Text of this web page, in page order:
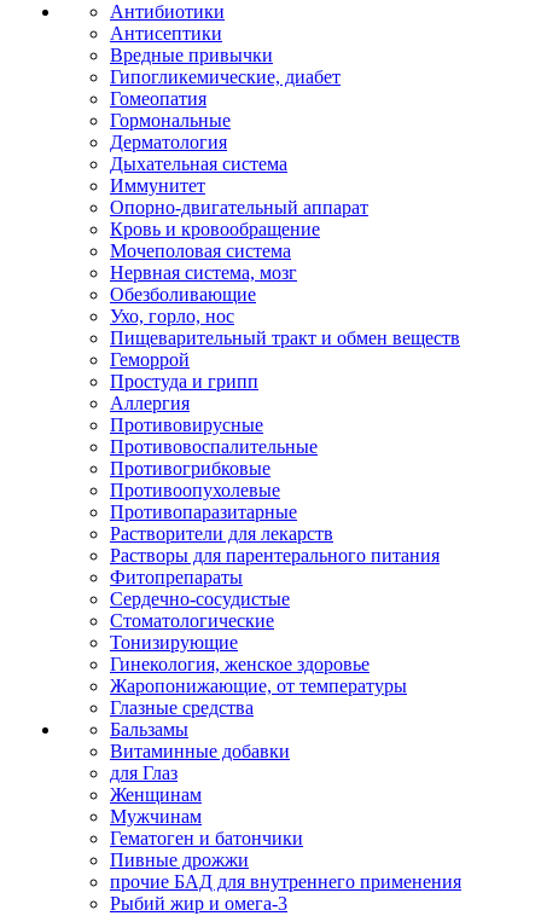
Антибиотики
Антисептики
Вредные привычки
Гипогликемические, диабет
Гомеопатия
Гормональные
Дерматология
Дыхательная система
Иммунитет
Опорно-двигательный аппарат
Кровь и кровообращение
Мочеполовая система
Нервная система, мозг
Обезболивающие
Ухо, горло, нос
Пищеварительный тракт и обмен веществ
Геморрой
Простуда и грипп
Аллергия
Противовирусные
Противовоспалительные
Противогрибковые
Противоопухолевые
Противопаразитарные
Растворители для лекарств
Растворы для парентерального питания
Фитопрепараты
Сердечно-сосудистые
Стоматологические
Тонизирующие
Гинекология, женское здоровье
Жаропонижающие, от температуры
Глазные средства
Бальзамы
Витаминные добавки
для Глаз
Женщинам
Мужчинам
Гематоген и батончики
Пивные дрожжи
прочие БАД для внутреннего применения
Рыбий жир и омега-3